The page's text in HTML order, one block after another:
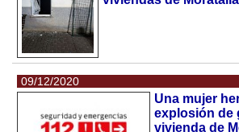
09/12/2020
Una mujer
explosión de
vivienda de